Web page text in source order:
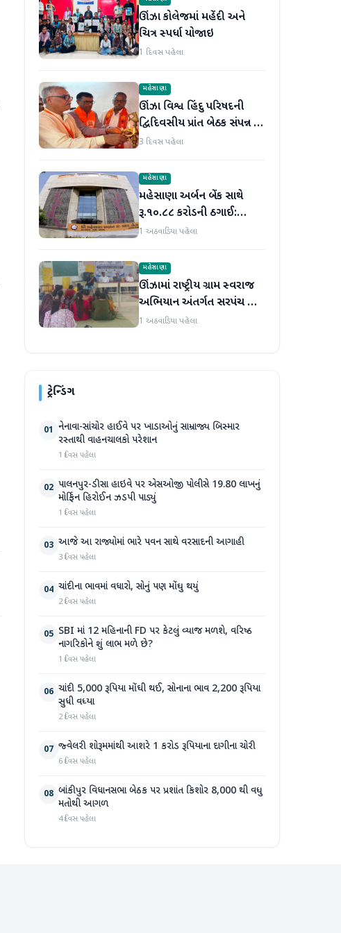
ઊંઝા કોલેજમાં મહેંદી અને
ચિત્ર સ્પર્ધા યોજાઇ
1 દિવસ પહેલા
મહેસાણા
ઊંઝા વિશ્વ હિંદુ પરિષદની
દ્વિદિવસીય પ્રાંત બેઠક સંપન્ન :
250 થી વધુ કાર્યકર્તાઓ
3 દિવસ પહેલા
મહેસાણા
મહેસાણા અર્બન બેંક સાથે
રૂ.૧૦.૮૮ કરોડની ઠગાઈ:
લોનની મિલકતો પતિ-પત્નીએ
1 અઠવાડિયા પહેલા
મહેસાણા
ઊંઝામાં રાષ્ટ્રીય ગ્રામ સ્વરાજ
અભિયાન અંતર્ગત સરપંચ અને
સભ્યો માટે ક્ષમતાવર્ધન તાલીમ
1 અઠવાડિયા પહેલા
ટ્રેન્ડિંગ
01 નેનાવા-સાંચોર હાઈવે પર ખાડાઓનું સામ્રાજ્ય બિસ્માર
રસ્તાથી વાહનચાલકો પરેશાન
1 દિવસ પહેલા
02 પાલનપુર-ડીસા હાઇવે પર એસઓજી પોલીસે 19.80 લાખનું
મોર્ફિન હિરોઈન ઝડપી પાડ્યું
1 દિવસ પહેલા
03 આજે આ રાજ્યોમાં ભારે પવન સાથે વરસાદની આગાહી
3 દિવસ પહેલા
04 ચાંદીના ભાવમાં વધારો, સોનું પણ મોંઘુ થયું
2 દિવસ પહેલા
05 SBI માં 12 મહિનાની FD પર કેટલું વ્યાજ મળશે, વરિષ્ઠ
નાગરિકોને શું લાભ મળે છે?
1 દિવસ પહેલા
06 ચાંદી 5,000 રૂપિયા મોંઘી થઈ, સોનાના ભાવ 2,200 રૂપિયા
સુધી વધ્યા
2 દિવસ પહેલા
07 જ્વેલરી શોરૂમમાંથી આશરે 1 કરોડ રૂપિયાના દાગીના ચોરી
6 દિવસ પહેલા
08 બાંકીપુર વિધાનસભા બેઠક પર પ્રશાંત કિશોર 8,000 થી વધુ
મતોથી આગળ
4 દિવસ પહેલા